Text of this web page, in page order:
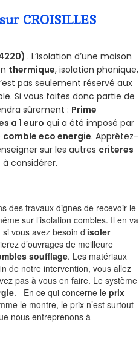
CROISILLES
. L’isolation d’une maison
thermique, isolation phonique,
pas seulement réservé aux
Si vous faites donc partie de
sûrement : Prime
a 1 euro qui a été imposé par
comble eco energie. Apprêtez-
sur les autres criteres
considérer.
des travaux dignes de recevoir le
sur l’isolation combles. Il en va
si vous avez besoin d’isoler
d’ouvrages de meilleure
soufflage. Les matériaux
de notre intervention, vous allez
pas à vous en faire. Le système
. En ce qui concerne leprix
le montre, le prix n’est surtout
nous entreprenons à